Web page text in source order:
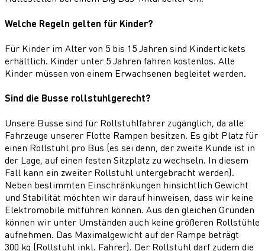
Welche Regeln gelten für Kinder?
Für Kinder im Alter von 5 bis 15 Jahren sind Kindertickets
erhältlich. Kinder unter 5 Jahren fahren kostenlos. Alle
Kinder müssen von einem Erwachsenen begleitet werden.
Sind die Busse rollstuhlgerecht?
Unsere Busse sind für Rollstuhlfahrer zugänglich, da alle
Fahrzeuge unserer Flotte Rampen besitzen. Es gibt Platz für
einen Rollstuhl pro Bus (es sei denn, der zweite Kunde ist in
der Lage, auf einen festen Sitzplatz zu wechseln. In diesem
Fall kann ein zweiter Rollstuhl untergebracht werden).
Neben bestimmten Einschränkungen hinsichtlich Gewicht
und Stabilität möchten wir darauf hinweisen, dass wir keine
Elektromobile mitführen können. Aus den gleichen Gründen
können wir unter Umständen auch keine größeren Rollstühle
aufnehmen. Das Maximalgewicht auf der Rampe beträgt
300 kg (Rollstuhl inkl. Fahrer). Der Rollstuhl darf zudem die